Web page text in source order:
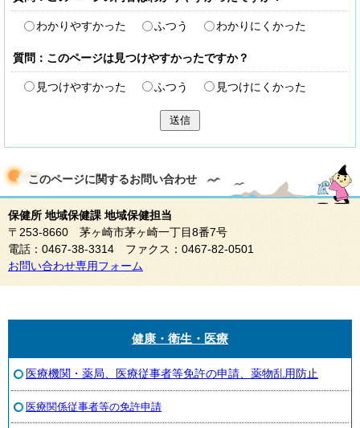
わかりやすかった ふつう わかりにくかった
質問：このページは見つけやすかったですか？
見つけやすかった ふつう 見つけにくかった
送信
このページに関するお問い合わせ
保健所 地域保健課 地域保健担当
〒253-8660 茅ヶ崎市茅ヶ崎一丁目8番7号
電話：0467-38-3314 ファクス：0467-82-0501
お問い合わせ専用フォーム
健康・衛生・医療
医療機関・薬局、医療従事者等免許の申請、薬物乱用防止
医療関係従事者等の免許申請